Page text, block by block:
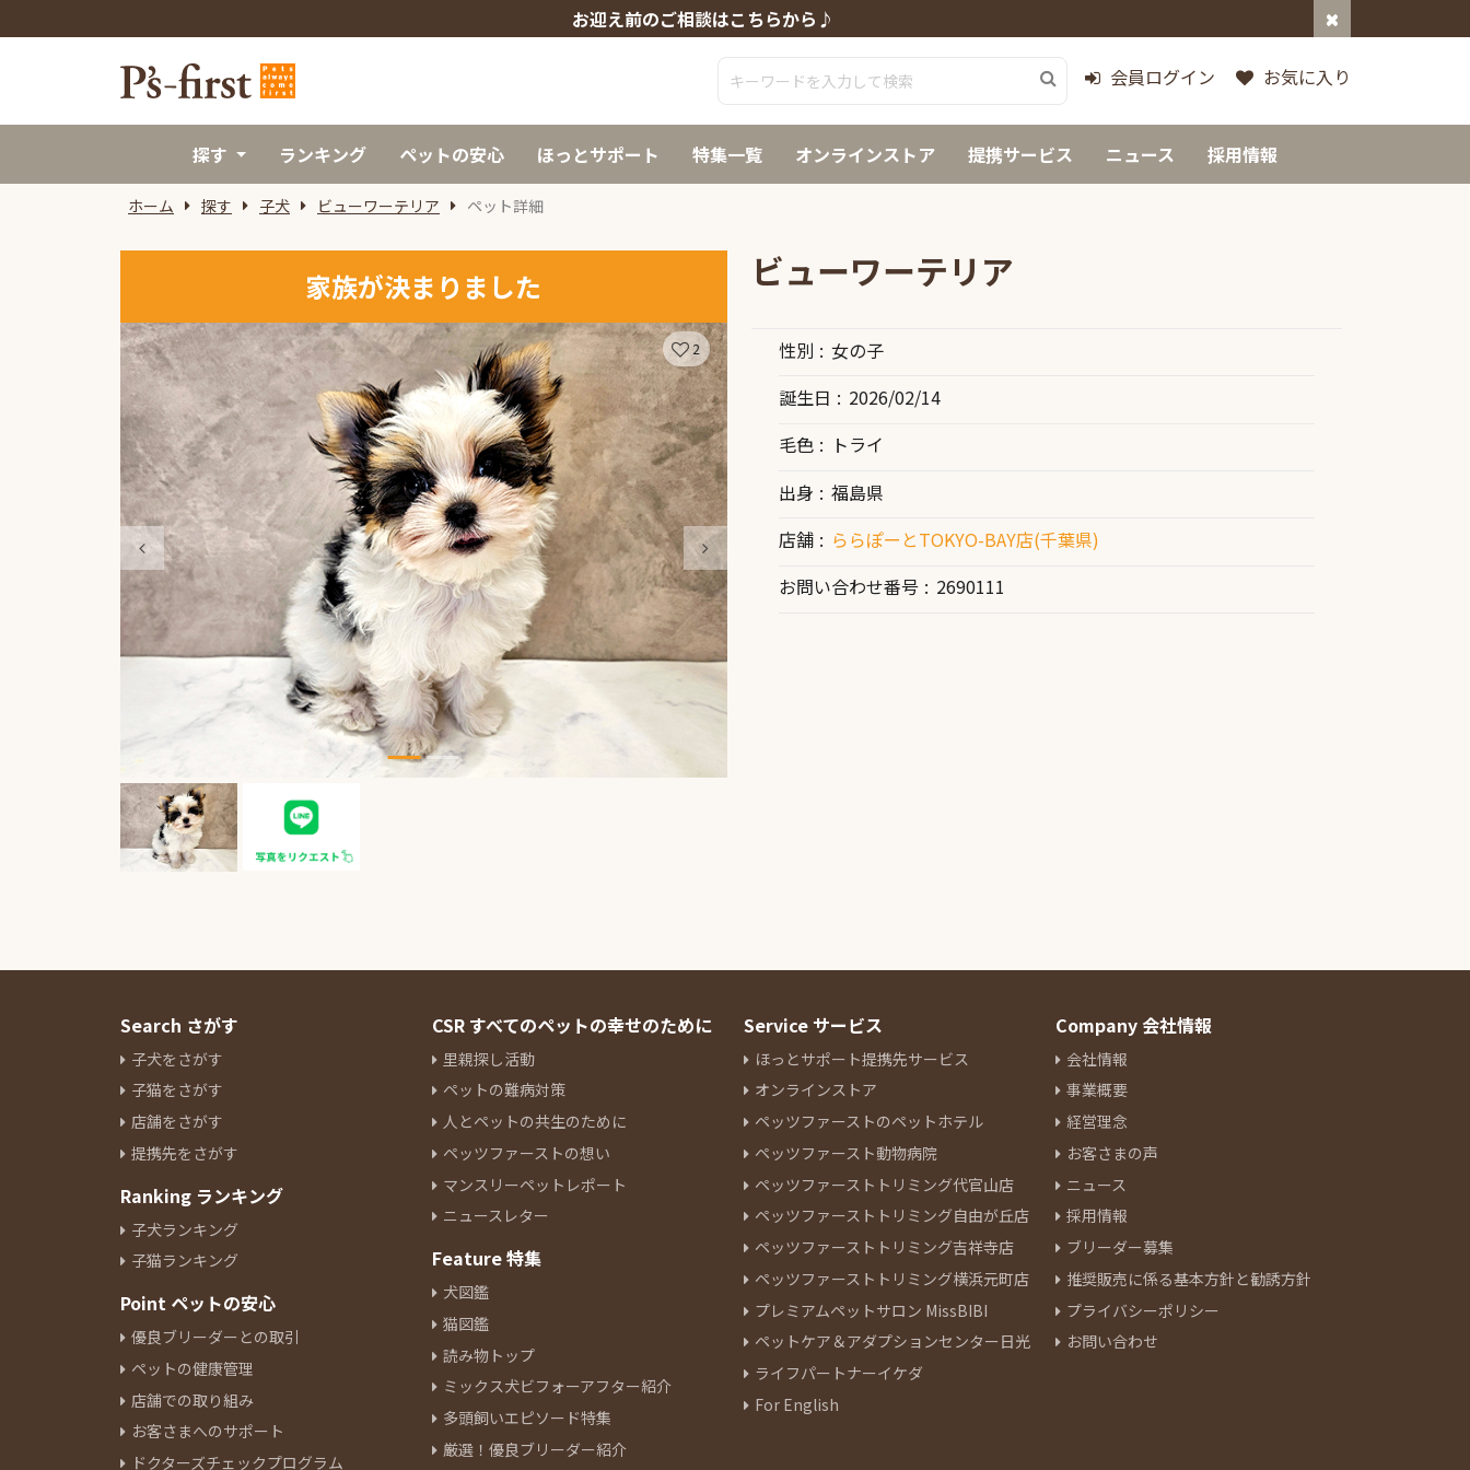
お迎え前のご相談はこちらから♪
会員ログイン お気に入り
探す ランキング ペットの安心 ほっとサポート 特集一覧 オンラインストア 提携サービス ニュース 採用情報
ホーム 探す 子犬 ビューワーテリア ペット詳細
家族が決まりました
2
ビューワーテリア
性別
女の子
誕生日
2026/02/14
毛色
トライ
出身
福島県
店舗
ららぽーとTOKYO-BAY店(千葉県)
お問い合わせ番号
2690111
Search さがす
子犬をさがす
子猫をさがす
店舗をさがす
提携先をさがす
Ranking ランキング
子犬ランキング
子猫ランキング
Point ペットの安心
優良ブリーダーとの取引
ペットの健康管理
店舗での取り組み
お客さまへのサポート
ドクターズチェックプログラム
CSR すべてのペットの幸せのために
里親探し活動
ペットの難病対策
人とペットの共生のために
ペッツファーストの想い
マンスリーペットレポート
ニュースレター
Feature 特集
犬図鑑
猫図鑑
読み物トップ
ミックス犬ビフォーアフター紹介
多頭飼いエピソード特集
厳選！優良ブリーダー紹介
Service サービス
ほっとサポート提携先サービス
オンラインストア
ペッツファーストのペットホテル
ペッツファースト動物病院
ペッツファーストトリミング代官山店
ペッツファーストトリミング自由が丘店
ペッツファーストトリミング吉祥寺店
ペッツファーストトリミング横浜元町店
プレミアムペットサロン MissBIBI
ペットケア＆アダプションセンター日光
ライフパートナーイケダ
For English
Company 会社情報
会社情報
事業概要
経営理念
お客さまの声
ニュース
採用情報
ブリーダー募集
推奨販売に係る基本方針と勧誘方針
プライバシーポリシー
お問い合わせ